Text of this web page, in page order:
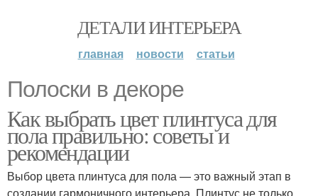
ДЕТАЛИ ИНТЕРЬЕРА
главная новости статьи
Полоски в декоре
Как выбрать цвет плинтуса для
пола правильно: советы и
рекомендации
Выбор цвета плинтуса для пола — это важный этап в